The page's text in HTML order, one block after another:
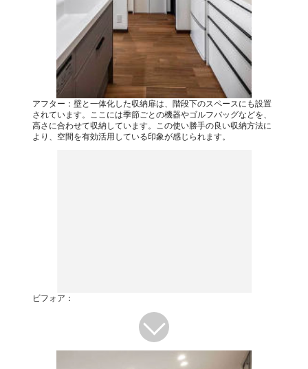
アフター：壁と一体化した収納扉は、階段下のスペースにも設置
されています。ここには季節ごとの機器やゴルフバッグなどを、
高さに合わせて収納しています。この使い勝手の良い収納方法に
より、空間を有効活用している印象が感じられます。
ビフォア：